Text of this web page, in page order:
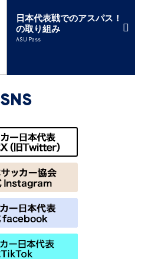
日本代表戦でのアスパス！
の取り組み
ASU Pass
SNS